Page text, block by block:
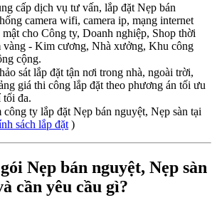
cấp dịch vụ tư vấn, lắp đặt Nẹp bán
camera wifi, camera ip, mạng internet
cho Công ty, Doanh nghiệp, Shop thời
vàng - Kim cương, Nhà xưởng, Khu công
cộng.
sát lắp đặt tận nơi trong nhà, ngoài trời,
giá thi công lắp đặt theo phương án tối ưu
tối đa.
ty lắp đặt Nẹp bán nguyệt, Nẹp sàn tại
sách lắp đặt )
Nẹp bán nguyệt, Nẹp sàn
cần yêu cầu gì?